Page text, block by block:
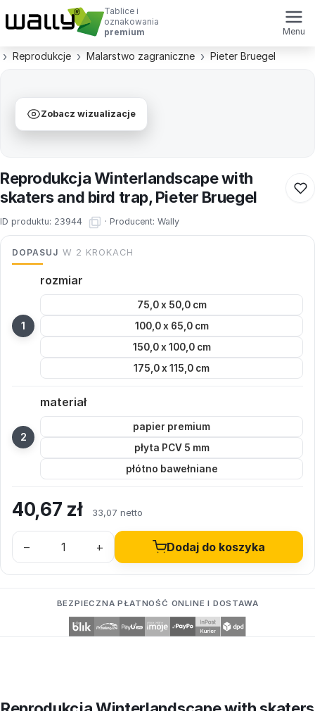
Tablice i
oznakowania
premium
Menu
Reprodukcje Malarstwo zagraniczne Pieter Bruegel
Zobacz wizualizacje
Reprodukcja Winterlandscape with
skaters and bird trap, Pieter Bruegel
ID produktu: 23944 · Producent: Wally
DOPASUJ W 2 KROKACH
rozmiar
75,0 x 50,0 cm
100,0 x 65,0 cm
150,0 x 100,0 cm
175,0 x 115,0 cm
materiał
papier premium
płyta PCV 5 mm
płótno bawełniane
40,67 zł 33,07 netto
– + Dodaj do koszyka
BEZPIECZNA PŁATNOŚĆ ONLINE I DOSTAWA